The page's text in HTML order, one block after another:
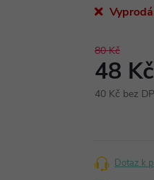
80 Kč
48 Kč
40 Kč bez
Dotaz k